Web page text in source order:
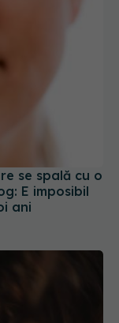
se spală cu o
E imposibil
ani